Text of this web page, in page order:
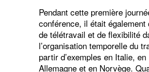
Pendant cette première
conférence, il était également
de télétravail et de flexibilité
l’organisation temporelle du
partir d’exemples en Italie, en
Allemagne et en Norvège.